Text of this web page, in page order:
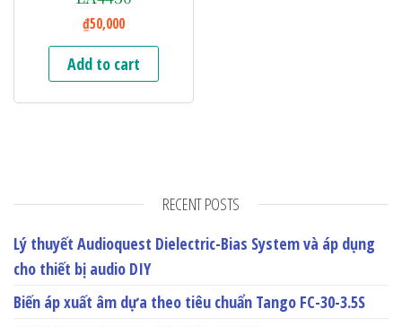
₫50,000
Add to cart
RECENT POSTS
Lý thuyết Audioquest Dielectric-Bias System và áp dụng
cho thiết bị audio DIY
Biến áp xuất âm dựa theo tiêu chuẩn Tango FC-30-3.5S